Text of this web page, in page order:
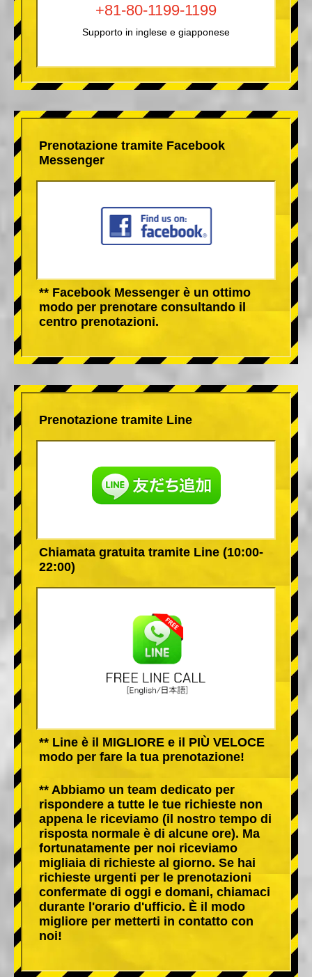
+81-80-1199-1199
Supporto in inglese e giapponese
Prenotazione tramite Facebook
Messenger
** Facebook Messenger è un ottimo
modo per prenotare consultando il
centro prenotazioni.
Prenotazione tramite Line
Chiamata gratuita tramite Line (10:00-
22:00)
** Line è il MIGLIORE e il PIÙ VELOCE
modo per fare la tua prenotazione!
** Abbiamo un team dedicato per
rispondere a tutte le tue richieste non
appena le riceviamo (il nostro tempo di
risposta normale è di alcune ore). Ma
fortunatamente per noi riceviamo
migliaia di richieste al giorno. Se hai
richieste urgenti per le prenotazioni
confermate di oggi e domani, chiamaci
durante l'orario d'ufficio. È il modo
migliore per metterti in contatto con
noi!